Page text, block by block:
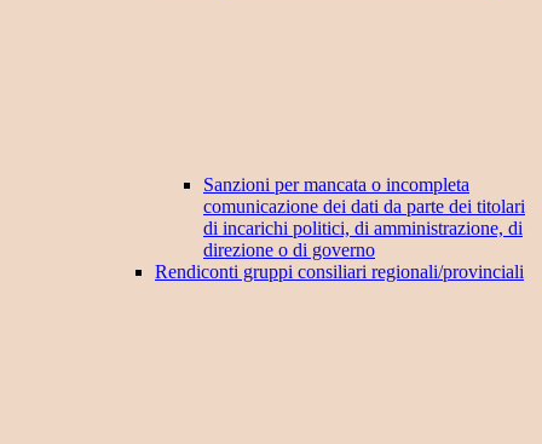
Sanzioni per mancata o incompleta
comunicazione dei dati da parte dei titolari
di incarichi politici, di amministrazione, di
direzione o di governo
Rendiconti gruppi consiliari regionali/provinciali